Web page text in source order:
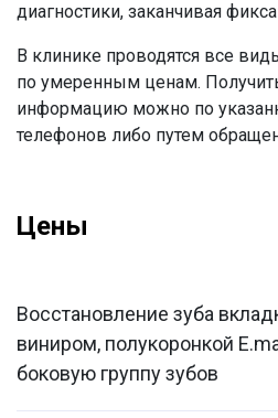
диагностики, заканчивая
В клинике проводятся все
по умеренным ценам.
информацию можно по
телефонов либо путем
Цены
Восстановление зуба
виниром, полукоронкой
боковую группу зубов